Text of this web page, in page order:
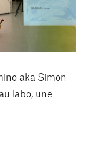
aka Simon
labo, une